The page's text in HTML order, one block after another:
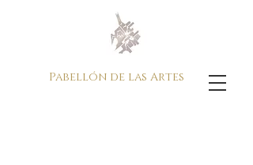
Pabellón de las Artes